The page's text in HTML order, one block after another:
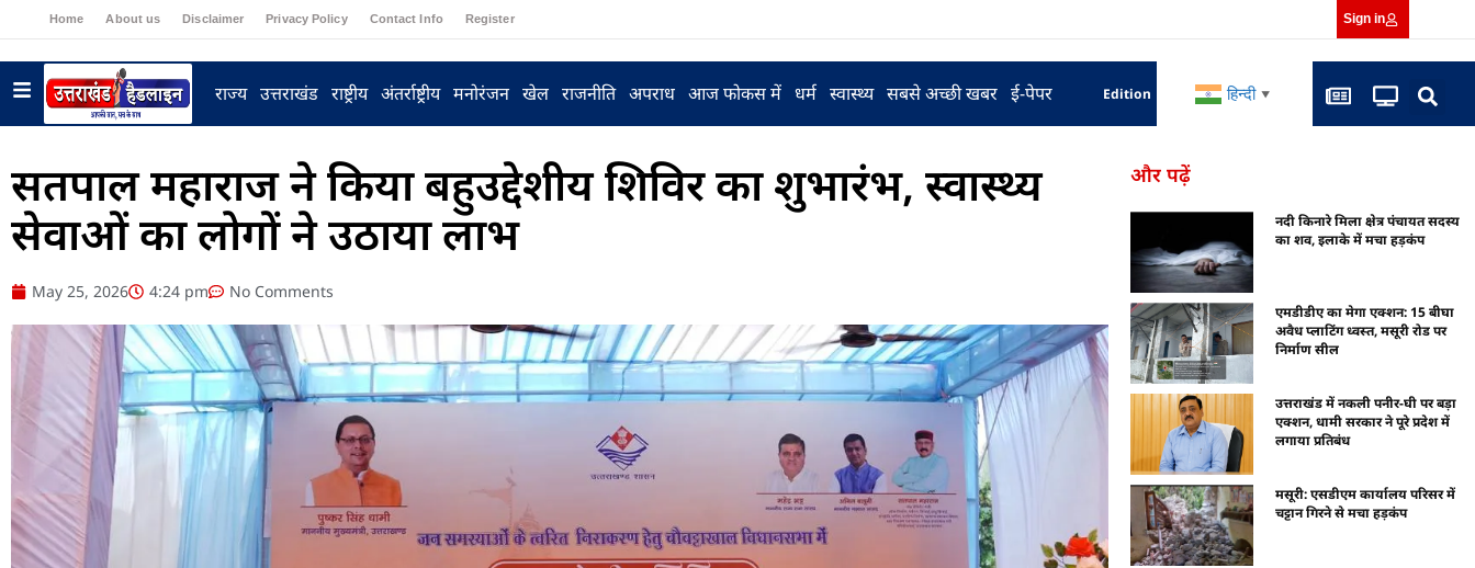
Home About us Disclaimer Privacy Policy Contact Info Register Sign in
राज्य उत्तराखंड राष्ट्रीय अंतर्राष्ट्रीय मनोरंजन खेल राजनीति अपराध आज फोकस में धर्म स्वास्थ्य सबसे अच्छी खबर ई-पेपर Edition हिन्दी ▼
सतपाल महाराज ने किया बहुउद्देशीय शिविर का शुभारंभ, स्वास्थ्य
सेवाओं का लोगों ने उठाया लाभ
May 25, 2026 4:24 pm No Comments
और पढ़ें
नदी किनारे मिला क्षेत्र पंचायत सदस्य
का शव, इलाके में मचा हड़कंप
एमडीडीए का मेगा एक्शन: 15 बीघा
अवैध प्लाटिंग ध्वस्त, मसूरी रोड पर
निर्माण सील
उत्तराखंड में नकली पनीर-घी पर बड़ा
एक्शन, धामी सरकार ने पूरे प्रदेश में
लगाया प्रतिबंध
मसूरी: एसडीएम कार्यालय परिसर में
चट्टान गिरने से मचा हड़कंप